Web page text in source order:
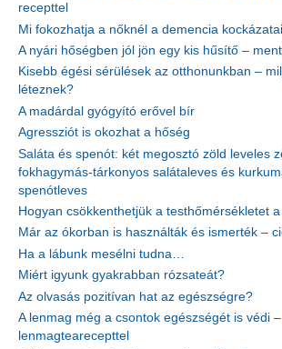
recepttel
Mi fokozhatja a nőknél a demencia
A nyári hőségben jól jön egy kis hűsítő –
Kisebb égési sérülések az otthonunkban –
léteznek?
A madárdal gyógyító erővel bír
Agressziót is okozhat a hőség
Saláta és spenót: két megosztó zöld leveles
fokhagymás-tárkonyos salátaleves és
spenótleves
Hogyan csökkenthetjük a testhőmérsékletet
Már az ókorban is használták és ismerték –
Ha a lábunk mesélni tudna…
Miért igyunk gyakrabban rózsateát?
Az olvasás pozitívan hat az egészségre?
A lenmag még a csontok egészségét is védi
lenmagtearecepttel